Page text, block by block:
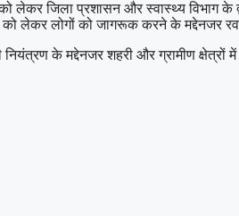
जिला प्रशासन और स्वास्थ्य विभाग के
लेकर लोगों को जागरूक करने के मद्देनजर
के मद्देनजर शहरी और ग्रामीण